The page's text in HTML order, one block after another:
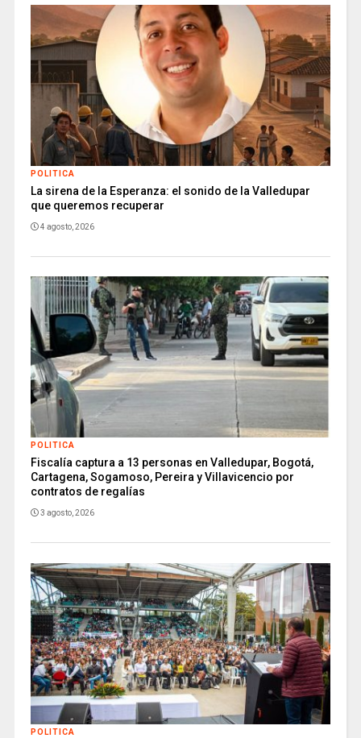
POLITICA
La sirena de la Esperanza: el sonido de la Valledupar
que queremos recuperar
4 agosto, 2026
POLITICA
Fiscalía captura a 13 personas en Valledupar, Bogotá,
Cartagena, Sogamoso, Pereira y Villavicencio por
contratos de regalías
3 agosto, 2026
POLITICA